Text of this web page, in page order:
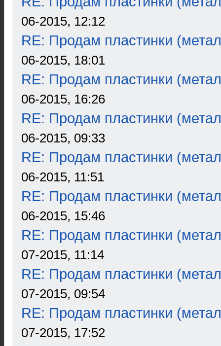
06-2015, 12:12
RE: Продам пластинки
06-2015, 18:01
RE: Продам пластинки
06-2015, 16:26
RE: Продам пластинки
06-2015, 09:33
RE: Продам пластинки
06-2015, 11:51
RE: Продам пластинки
06-2015, 15:46
RE: Продам пластинки
07-2015, 11:14
RE: Продам пластинки
07-2015, 09:54
RE: Продам пластинки
07-2015, 17:52